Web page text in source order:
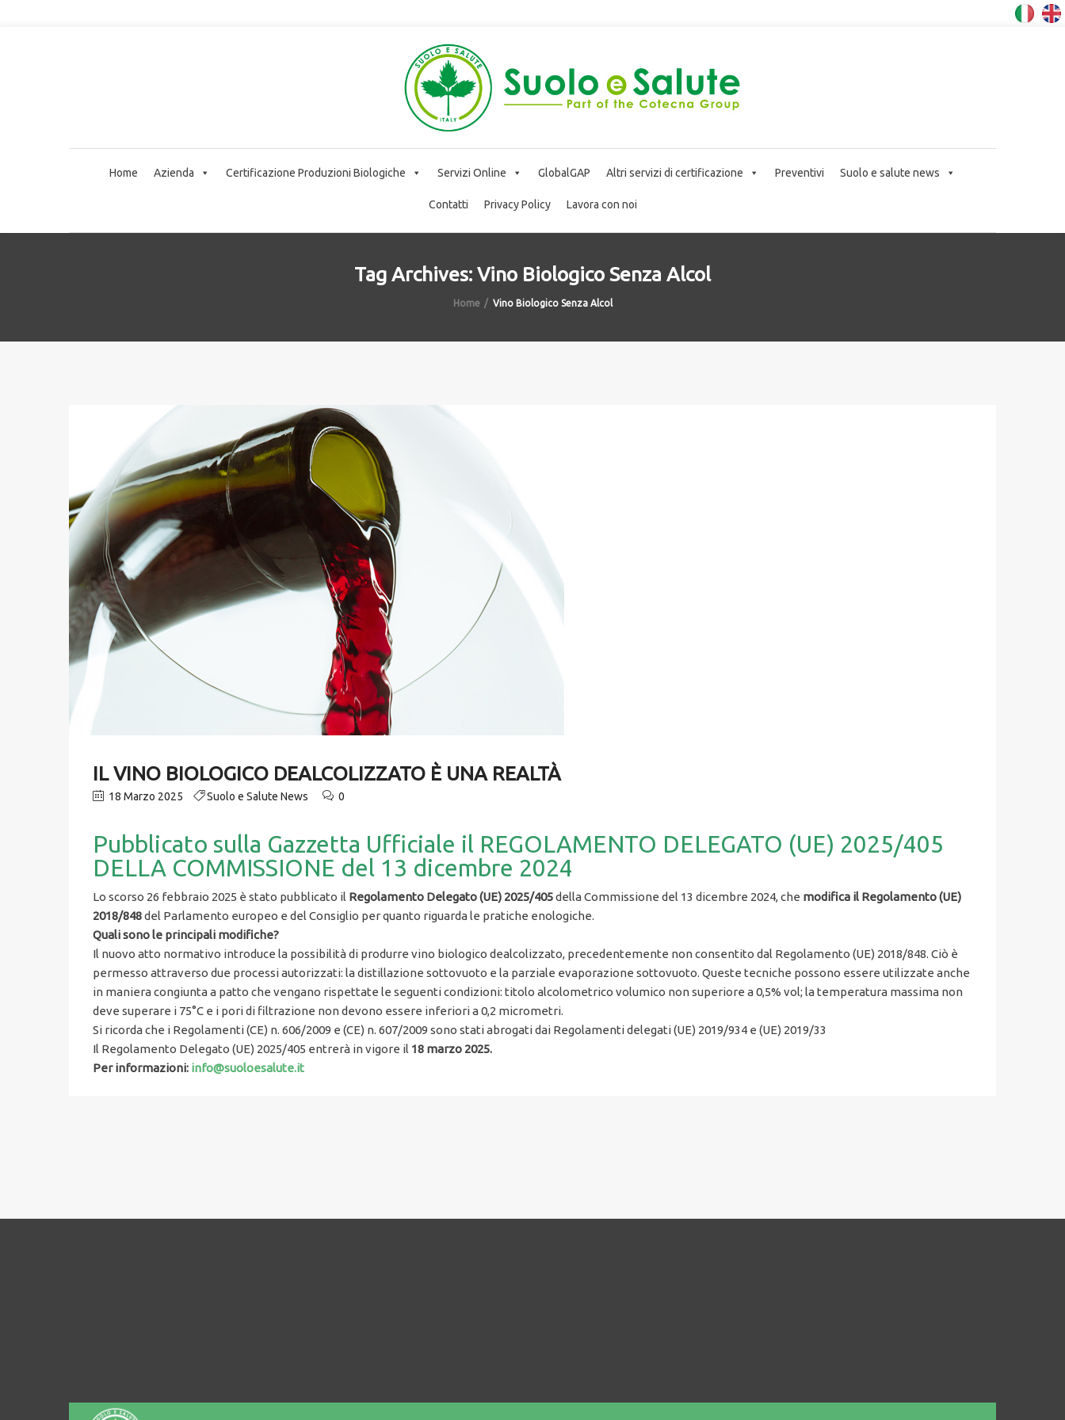
Home Azienda Certificazione Produzioni Biologiche Servizi Online GlobalGAP Altri servizi di certificazione Preventivi Suolo e salute news
Contatti Privacy Policy Lavora con noi
Tag Archives: Vino Biologico Senza Alcol
Home Vino Biologico Senza Alcol
IL VINO BIOLOGICO DEALCOLIZZATO È UNA REALTÀ
18 Marzo 2025 Suolo e Salute News 0
Pubblicato sulla Gazzetta Ufficiale il REGOLAMENTO DELEGATO (UE) 2025/405
DELLA COMMISSIONE del 13 dicembre 2024
Lo scorso 26 febbraio 2025 è stato pubblicato il Regolamento Delegato (UE) 2025/405della Commissione del 13 dicembre 2024, che modifica il Regolamento (UE)
2018/848del Parlamento europeo e del Consiglio per quanto riguarda le pratiche enologiche.
Quali sono le principali modifiche?
Il nuovo atto normativo introduce la possibilità di produrre vino biologico dealcolizzato, precedentemente non consentito dal Regolamento (UE) 2018/848. Ciò è
permesso attraverso due processi autorizzati: la distillazione sottovuoto e la parziale evaporazione sottovuoto. Queste tecniche possono essere utilizzate anche
in maniera congiunta a patto che vengano rispettate le seguenti condizioni: titolo alcolometrico volumico non superiore a 0,5% vol; la temperatura massima non
deve superare i 75°C e i pori di filtrazione non devono essere inferiori a 0,2 micrometri.
Si ricorda che i Regolamenti (CE) n. 606/2009 e (CE) n. 607/2009 sono stati abrogati dai Regolamenti delegati (UE) 2019/934 e (UE) 2019/33
Il Regolamento Delegato (UE) 2025/405 entrerà in vigore il 18 marzo 2025.
Per informazioni: info@suoloesalute.it